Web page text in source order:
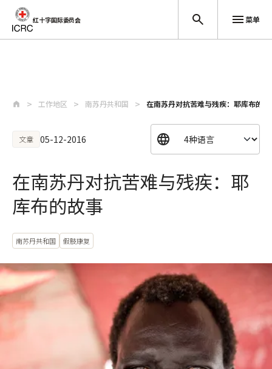
红十字国际委员会 菜单
工作地区 南苏丹共和国 在南苏丹对抗苦难与残疾：耶库布的故
文章 05-12-2016
在南苏丹对抗苦难与残疾：耶
库布的故事
南苏丹共和国 假肢康复